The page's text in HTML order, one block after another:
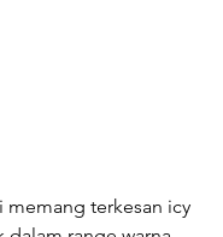
memang terkesan icy